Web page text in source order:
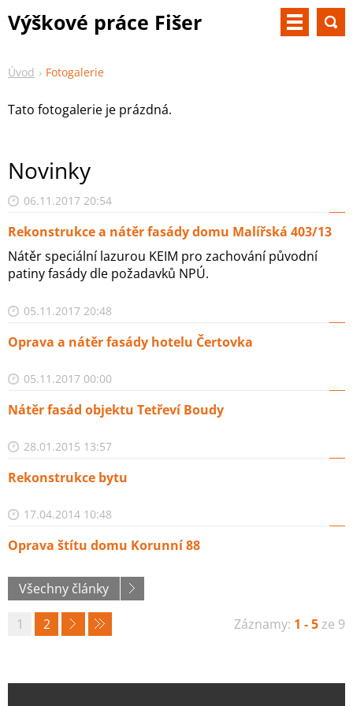
Výškové práce Fišer
Úvod Fotogalerie
Tato fotogalerie je prázdná.
Novinky
06.11.2017 20:54
Rekonstrukce a nátěr fasády domu Malířská 403/13
Nátěr speciální lazurou KEIM pro zachování původní
patiny fasády dle požadavků NPÚ.
05.11.2017 20:48
Oprava a nátěr fasády hotelu Čertovka
05.11.2017 00:00
Nátěr fasád objektu Tetřeví Boudy
28.01.2015 13:57
Rekonstrukce bytu
17.04.2014 10:48
Oprava štítu domu Korunní 88
Všechny články
Záznamy: 1 - 5ze 9
1 2